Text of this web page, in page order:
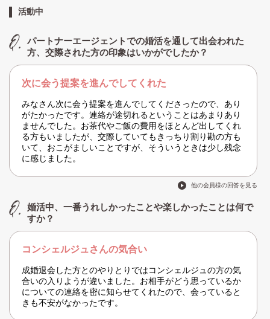
活動中
パートナーエージェントでの婚活を通して出会われた
方、交際された方の印象はいかがでしたか？
次に会う提案を進んでしてくれた
みなさん次に会う提案を進んでしてくださったので、あり
がたかったです。連絡が途切れるということはあまりあり
ませんでした。お茶代やご飯の費用をほとんど出してくれ
る方もいましたが、交際していてもきっちり割り勘の方も
いて、おこがましいことですが、そういうときは少し残念
に感じました。
他の会員様の回答を見る
婚活中、一番うれしかったことや楽しかったことは何で
すか？
コンシェルジュさんの気合い
成婚退会した方とのやりとりではコンシェルジュの方の気
合いの入りようが違いました。お相手がどう思っているか
についての連絡を密に知らせてくれたので、会っていると
きも不安がなかったです。